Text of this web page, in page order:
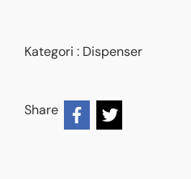
Kategori : Dispenser
Share